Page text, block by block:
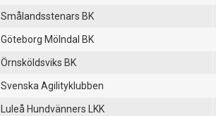
Smålandsstenars BK
Göteborg Mölndal BK
Örnsköldsviks BK
Svenska Agilityklubben
Luleå Hundvänners LKK